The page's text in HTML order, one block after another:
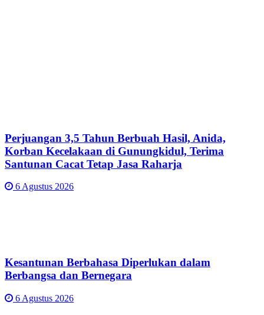
Perjuangan 3,5 Tahun Berbuah Hasil, Anida,
Korban Kecelakaan di Gunungkidul, Terima
Santunan Cacat Tetap Jasa Raharja
6 Agustus 2026
Kesantunan Berbahasa Diperlukan dalam
Berbangsa dan Bernegara
6 Agustus 2026